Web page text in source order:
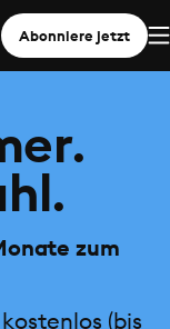
Abonniere jetzt
zum
(bis